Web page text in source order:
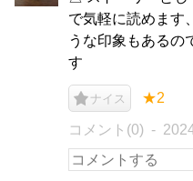
で気軽に読めます
うな印象もあるの
す
ナイス ★2
コメント(0)